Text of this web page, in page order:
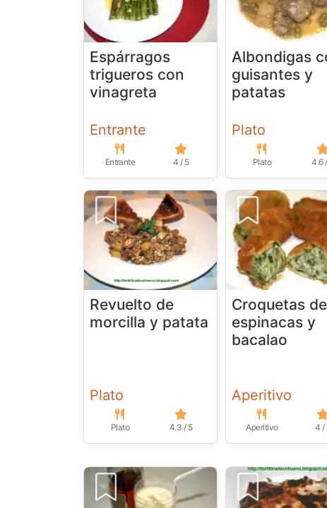
Espárragos
trigueros con
vinagreta
Entrante
Entrante 4 / 5
Albondigas
guisantes y
patatas
Plato
Plato 4.6
Revuelto de
morcilla y patata
Plato
Plato 4.3 / 5
Croquetas de
espinacas y
bacalao
Aperitivo
Aperitivo 4 /